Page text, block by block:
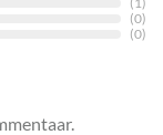
(0)
(0)